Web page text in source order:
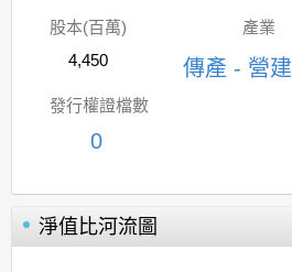
股本(百萬)
4,450
產業
傳產 - 營建
發行權證檔數
0
淨值比河流圖